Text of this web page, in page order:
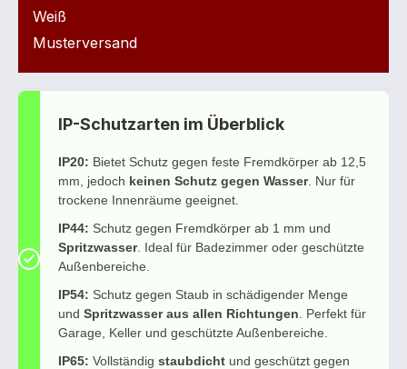
Weiß
Musterversand
IP-Schutzarten im Überblick
IP20: Bietet Schutz gegen feste Fremdkörper ab 12,5
mm, jedoch keinen Schutz gegen Wasser. Nur für
trockene Innenräume geeignet.
IP44: Schutz gegen Fremdkörper ab 1 mm und
Spritzwasser. Ideal für Badezimmer oder geschützte
Außenbereiche.
IP54: Schutz gegen Staub in schädigender Menge
und Spritzwasser aus allen Richtungen . Perfekt für
Garage, Keller und geschützte Außenbereiche.
IP65: Vollständig staubdicht und geschützt gegen